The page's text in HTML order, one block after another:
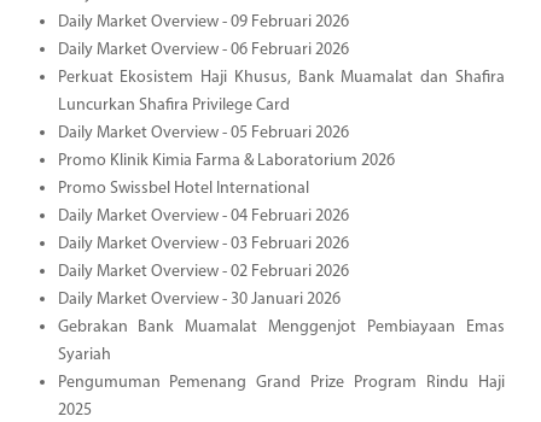
Daily Market Overview - 09 Februari 2026
Daily Market Overview - 06 Februari 2026
Perkuat Ekosistem Haji Khusus, Bank Muamalat dan Shafira
Luncurkan Shafira Privilege Card
Daily Market Overview - 05 Februari 2026
Promo Klinik Kimia Farma & Laboratorium 2026
Promo Swissbel Hotel International
Daily Market Overview - 04 Februari 2026
Daily Market Overview - 03 Februari 2026
Daily Market Overview - 02 Februari 2026
Daily Market Overview - 30 Januari 2026
Gebrakan Bank Muamalat Menggenjot Pembiayaan Emas
Syariah
Pengumuman Pemenang Grand Prize Program Rindu Haji
2025